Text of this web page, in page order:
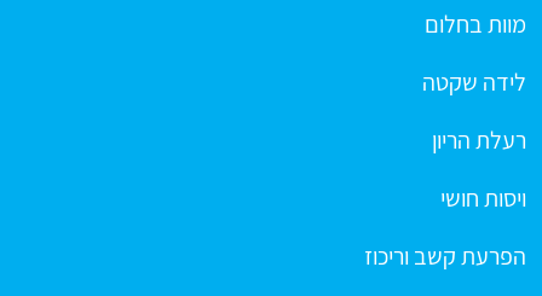
מוות בחלום
לידה שקטה
רעלת הריון
ויסות חושי
הפרעת קשב וריכוז